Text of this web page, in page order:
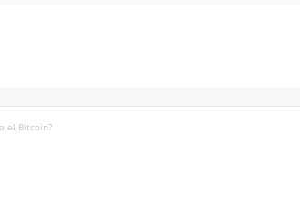
el Bitcoin?